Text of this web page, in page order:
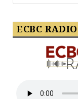
ECBC RADIO